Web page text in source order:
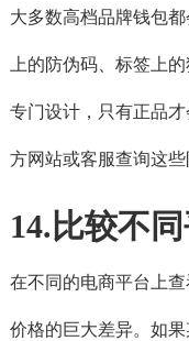
大多数高档品牌钱包
上的防伪码、标签上
专门设计，只有正品
方网站或客服查询这些
14.比较不
在不同的电商平台上
价格的巨大差异。如